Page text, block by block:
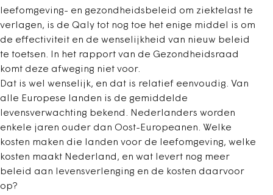
leefomgeving- en gezondheidsbeleid om ziektelast te
verlagen, is de Qaly tot nog toe het enige middel is om
de effectiviteit en de wenselijkheid van nieuw beleid
te toetsen. In het rapport van de Gezondheidsraad
komt deze afweging niet voor.
Dat is wel wenselijk, en dat is relatief eenvoudig. Van
alle Europese landen is de gemiddelde
levensverwachting bekend. Nederlanders worden
enkele jaren ouder dan Oost-Europeanen. Welke
kosten maken die landen voor de leefomgeving, welke
kosten maakt Nederland, en wat levert nog meer
beleid aan levensverlenging en de kosten daarvoor
op?